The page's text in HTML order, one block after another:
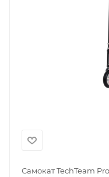
Самокат TechTeam